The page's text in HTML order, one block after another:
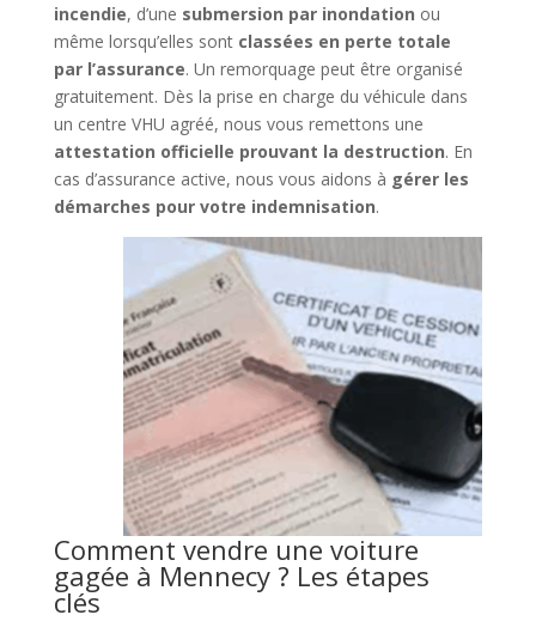
incendie, d’une submersion par inondation ou
même lorsqu’elles sont classées en perte totale
par l’assurance. Un remorquage peut être organisé
gratuitement. Dès la prise en charge du véhicule dans
un centre VHU agréé, nous vous remettons une
attestation officielle prouvant la destruction. En
cas d’assurance active, nous vous aidons à gérer les
démarches pour votre indemnisation.
Comment vendre une voiture
gagée à Mennecy ? Les étapes
clés